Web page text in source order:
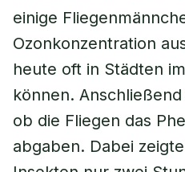
einige
Ozonkonzentration
heute oft in Städten
können.
ob die Fliegen das
abgaben. Dabei